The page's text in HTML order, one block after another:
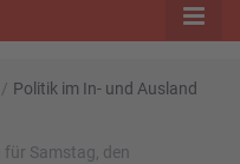
/ Politik im In- und Ausland
Samstag, den